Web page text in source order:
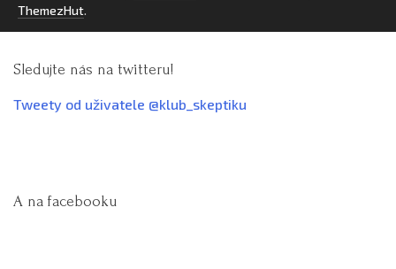
ThemezHut.
Sledujte nás na twitteru!
Tweety od uživatele @klub_skeptiku
A na facebooku